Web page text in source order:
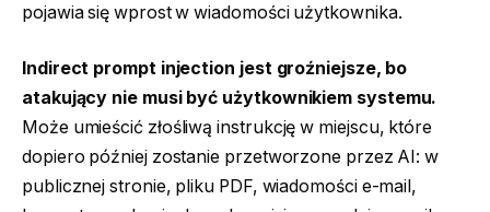
pojawia się wprost w wiadomości użytkownika.
Indirect prompt injection jest groźniejsze, bo
atakujący nie musi być użytkownikiem systemu.
Może umieścić złośliwą instrukcję w miejscu, które
dopiero później zostanie przetworzone przez AI: w
publicznej stronie, pliku PDF, wiadomości e-mail,